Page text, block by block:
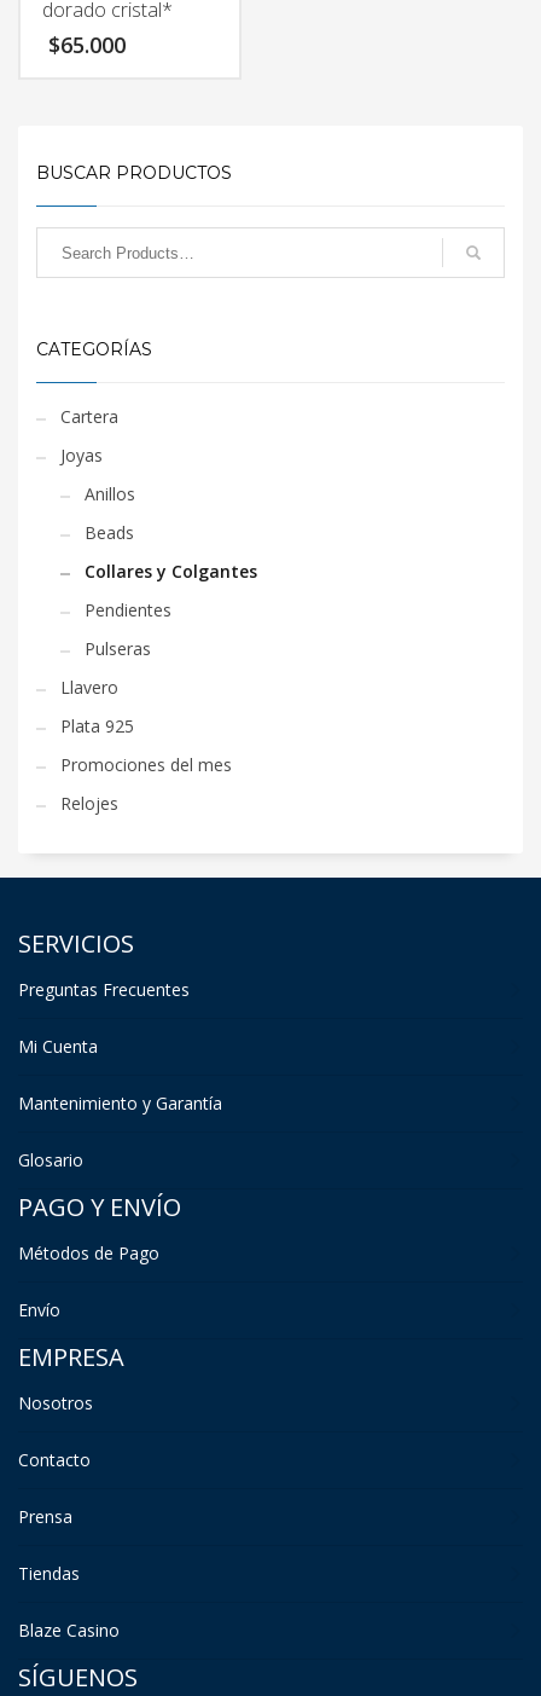
dorado cristal*
$65.000
BUSCAR PRODUCTOS
CATEGORÍAS
Cartera
Joyas
Anillos
Beads
Collares y Colgantes
Pendientes
Pulseras
Llavero
Plata 925
Promociones del mes
Relojes
SERVICIOS
Preguntas Frecuentes
Mi Cuenta
Mantenimiento y Garantía
Glosario
PAGO Y ENVÍO
Métodos de Pago
Envío
EMPRESA
Nosotros
Contacto
Prensa
Tiendas
Blaze Casino
SÍGUENOS